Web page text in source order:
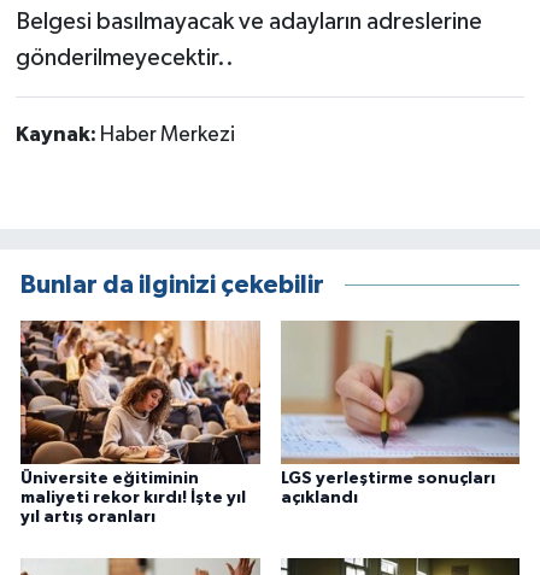
Belgesi basılmayacak ve adayların adreslerine
gönderilmeyecektir..
Kaynak: Haber Merkezi
Bunlar da ilginizi çekebilir
Üniversite eğitiminin
maliyeti rekor kırdı! İşte yıl
yıl artış oranları
LGS yerleştirme sonuçları
açıklandı